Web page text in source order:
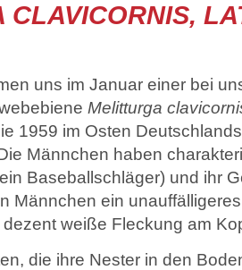
Insekt
Glossar
Literatur
Links
CLAVICORNIS,
uns im Januar einer bei
Melitturga
1959 im Osten
Männchen haben
Baseballschläger) und ihr
Männchen ein
weiße Fleckung am
die ihre Nester in den